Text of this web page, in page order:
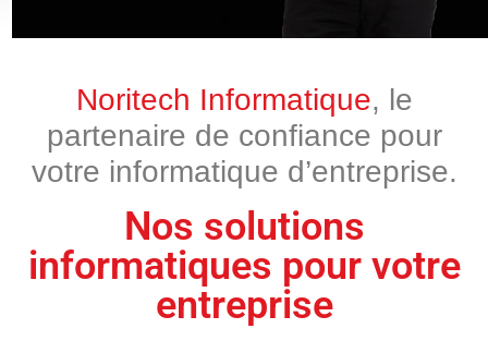
Disponible en tout
temps
Contactez
nos experts
Noritech Informatique, le
partenaire de confiance pour
votre informatique d’entreprise.
Nos solutions
informatiques pour votre
entreprise